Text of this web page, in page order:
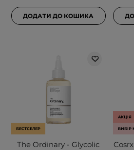
ДОДАТИ ДО КОШИКА
БЕСТСЕЛЕР
The Ordinary - Glycolic
АКЦІЯ
ВИБІР